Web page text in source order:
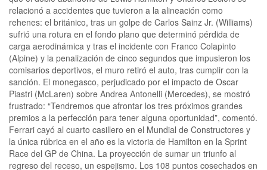
relacionó a accidentes que tuvieron a la alineación como
rehenes: el británico, tras un golpe de Carlos Sainz Jr. (Williams)
sufrió una rotura en el fondo plano que determinó pérdida de
carga aerodinámica y tras el incidente con Franco Colapinto
(Alpine) y la penalización de cinco segundos que impusieron los
comisarios deportivos, el muro retiró el auto, tras cumplir con la
sanción. El monegasco, perjudicado por el impacto de Oscar
Piastri (McLaren) sobre Andrea Antonelli (Mercedes), se mostró
frustrado: “Tendremos que afrontar los tres próximos grandes
premios a la perfección para tener alguna oportunidad”, comentó.
Ferrari cayó al cuarto casillero en el Mundial de Constructores y
la única rúbrica en el año es la victoria de Hamilton en la Sprint
Race del GP de China. La proyección de sumar un triunfo al
regreso del receso, un espejismo. Los 108 puntos cosechados en